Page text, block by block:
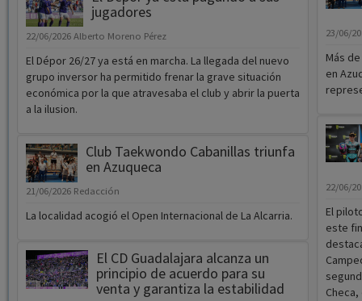
jugadores
22/06/2026 Alberto Moreno Pérez
El Dépor 26/27 ya está en marcha. La llegada del nuevo
grupo inversor ha permitido frenar la grave situación
económica por la que atravesaba el club y abrir la puerta
a la ilusion.
Club Taekwondo Cabanillas triunfa
en Azuqueca
21/06/2026 Redacción
La localidad acogió el Open Internacional de La Alcarria.
El CD Guadalajara alcanza un
principio de acuerdo para su
venta y garantiza la estabilidad
23/06/
Más
en
22/06/
El
este